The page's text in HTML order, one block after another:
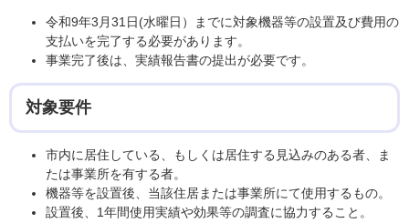
令和9年3月31日(水曜日）までに対象機器等の設置及び費用の
支払いを完了する必要があります。
事業完了後は、実績報告書の提出が必要です。
対象要件
市内に居住している、もしくは居住する見込みのある者、ま
たは事業所を有する者。
機器等を設置後、当該住居または事業所にて使用するもの。
設置後、1年間使用実績や効果等の調査に協力すること。